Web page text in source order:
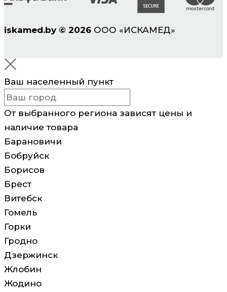
iskamed.by © 2026 ООО «ИСКАМЕД»
Ваш населенный пункт
От выбранного региона зависят цены и
наличие товара
Барановичи
Бобруйск
Борисов
Брест
Витебск
Гомель
Горки
Гродно
Дзержинск
Жлобин
Жодино